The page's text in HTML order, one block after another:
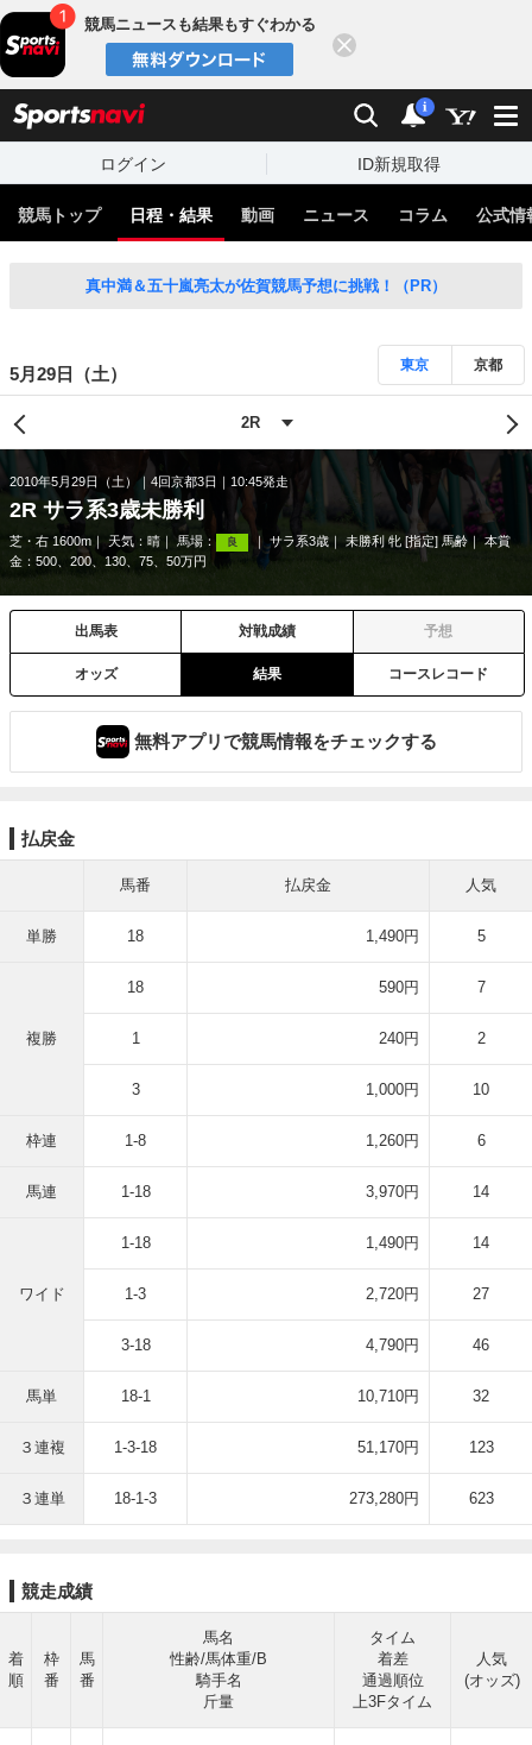
競馬ニュースも結果もすぐわかる
検索 通知
i
ログイン ID新規取得
競馬トップ 日程・結果 動画 ニュース コラム 公式情
真中満＆五十嵐亮太が佐賀競馬予想に挑戦！（PR）
5月29日（土） 東京 京都
2010年5月29日（土） 4回京都3日 10:45発走
2R サラ系3歳未勝利
芝・右 1600m 天気： 晴 馬場： 良 サラ系3歳 未勝利 牝 [指定] 馬齢
本賞
金：500、200、130、75、50万円
出馬表 対戦成績 予想
オッズ 結果 コースレコード
無料アプリで競馬情報をチェックする
払戻金
馬番 払戻金 人気
単勝 18 1,490円 5
複勝
18 590円 7
1 240円 2
3 1,000円 10
枠連 1-8 1,260円 6
馬連 1-18 3,970円 14
ワイド
1-18 1,490円 14
1-3 2,720円 27
3-18 4,790円 46
馬単 18-1 10,710円 32
３連複 1-3-18 51,170円 123
３連単 18-1-3 273,280円 623
競走成績
着
順
枠
番
馬
番
馬名
性齢/馬体重/B
騎手名
斤量
タイム
着差
通過順位
上3Fタイム
人気
(オッズ)